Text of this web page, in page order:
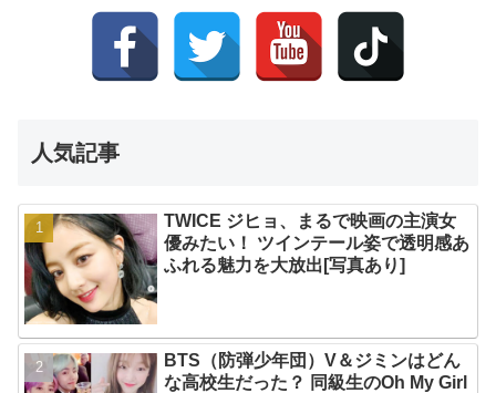
人気記事
TWICE ジヒョ、まるで映画の主演女
優みたい！ ツインテール姿で透明感あ
ふれる魅力を大放出[写真あり]
BTS（防弾少年団）V＆ジミンはどん
な高校生だった？ 同級生のOh My Girl